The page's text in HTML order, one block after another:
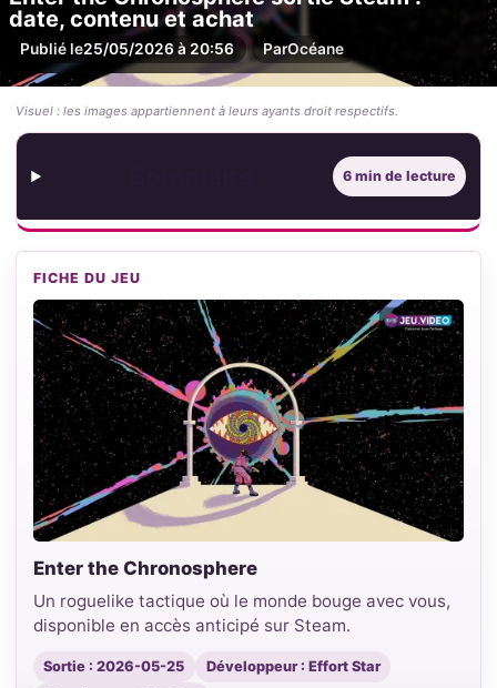
date, contenu et achat
Publié le25/05/2026 à 20:56 ParOcéane
Visuel : les images appartiennent à leurs ayants droit respectifs.
6 min de lecture
FICHE DU JEU
Enter the Chronosphere
Un roguelike tactique où le monde bouge avec vous,
disponible en accès anticipé sur Steam.
Sortie : 2026-05-25
Développeur : Effort Star